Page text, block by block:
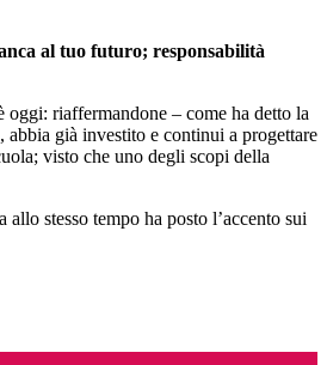
al tuo futuro; responsabilità
riaffermandone – come ha detto la
abbia già investito e continui a progettare
visto che uno degli scopi della
stesso tempo ha posto l’accento sui